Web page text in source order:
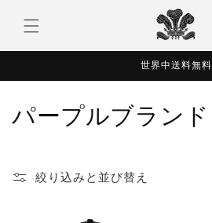
ンツに
進む
世界中送料無料
コ
ク
パープルブランド
絞り込みと並び替え